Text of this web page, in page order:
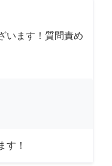
います！質問責め
す！